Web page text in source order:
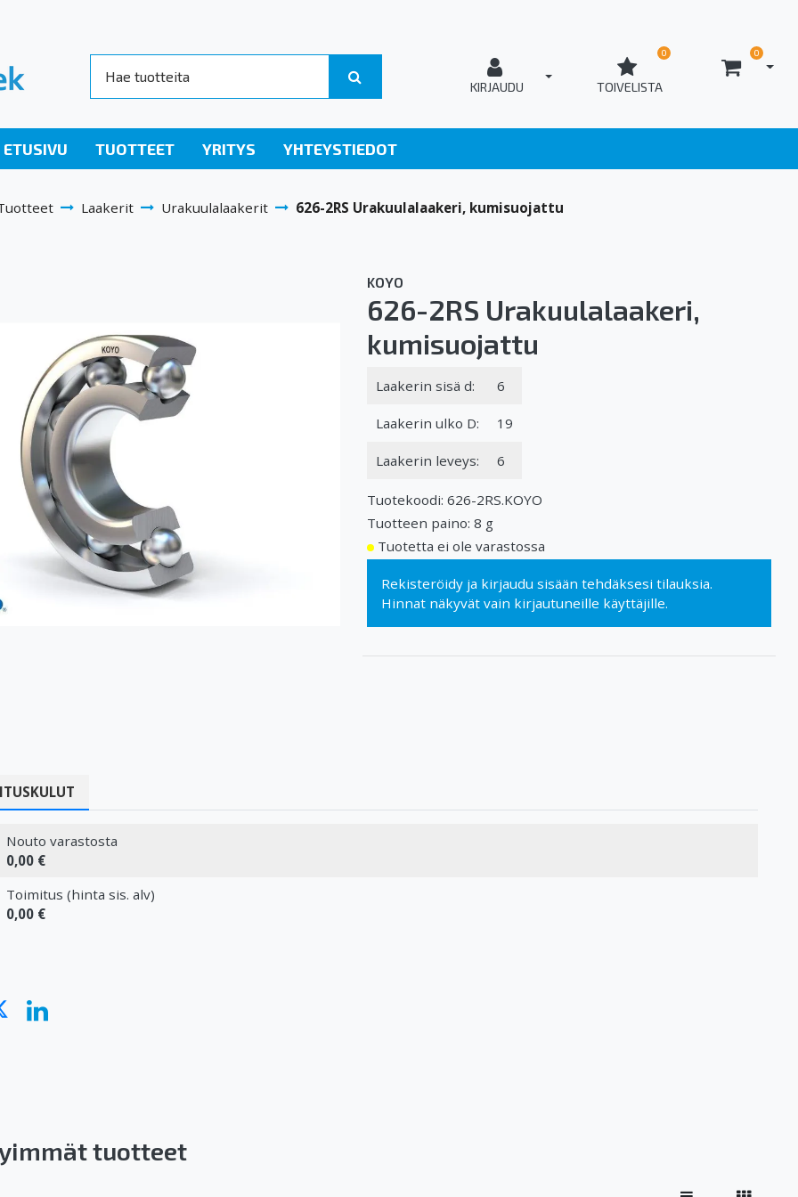
KIRJAUDU
T_OPEN_LOGIN
TOIVELISTA
0 0
ETUSIVU TUOTTEET YRITYS YHTEYSTIEDOT
Laakerit Urakuulalaakerit 626-2RS Urakuulalaakeri, kumisuojattu
KOYO
626-2RS Urakuulalaakeri,
kumisuojattu
Laakerin sisä d: 6
Laakerin ulko D: 19
Laakerin leveys: 6
Tuotekoodi: 626-2RS.KOYO
Tuotteen paino: 8 g
Tuotetta ei ole varastossa
Rekisteröidyja kirjaudu sisään tehdäksesi tilauksia.
Hinnat näkyvät vain kirjautuneille käyttäjille.
Nouto varastosta
0,00 €
Toimitus (hinta sis. alv)
0,00 €
tuotteet